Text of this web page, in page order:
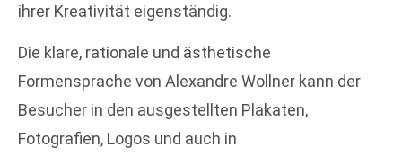
ihrer Kreativität eigenständig.
Die klare, rationale und ästhetische
Formensprache von Alexandre Wollner kann der
Besucher in den ausgestellten Plakaten,
Fotografien, Logos und auch in